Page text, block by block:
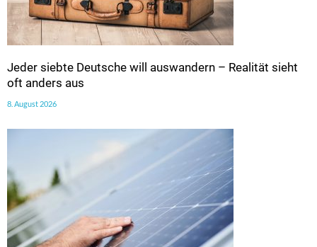
Jeder siebte Deutsche will auswandern – Realität sieht
oft anders aus
8. August 2026